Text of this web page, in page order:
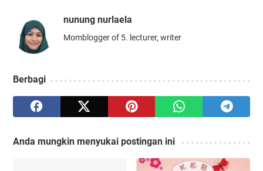
nunung nurlaela
Momblogger of 5. lecturer, writer
Berbagi
Anda mungkin menyukai postingan ini